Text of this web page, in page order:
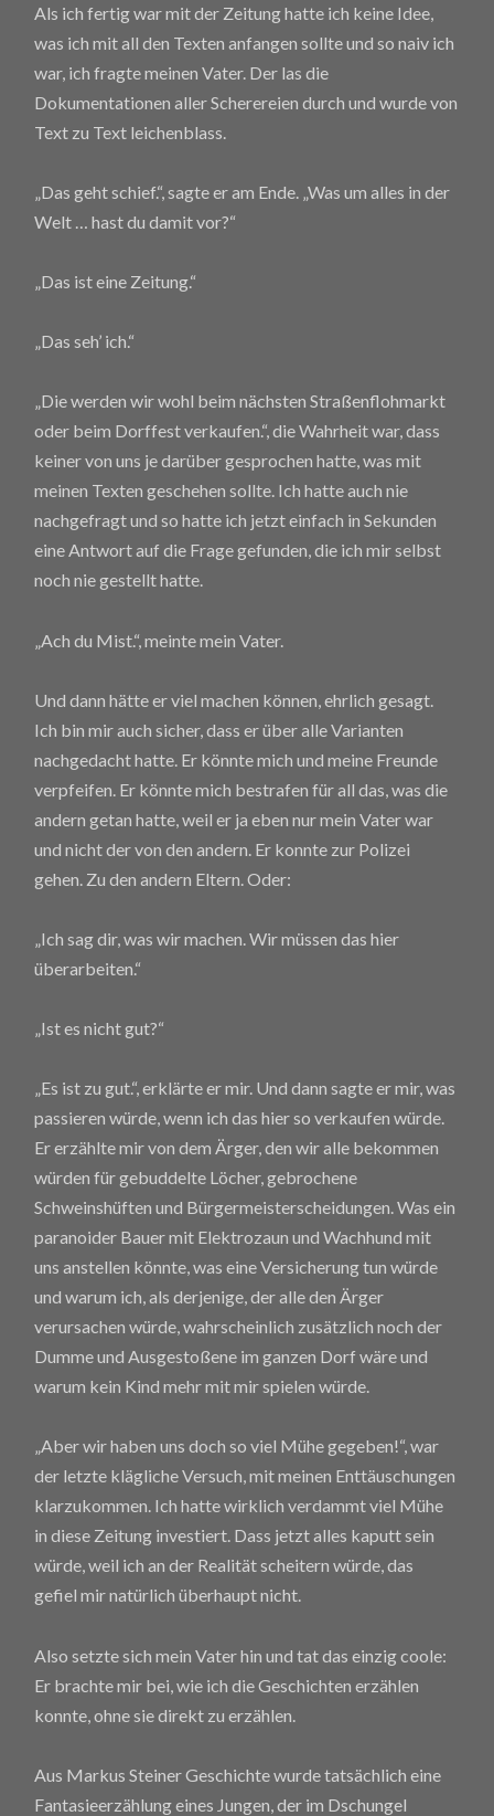
Als ich fertig war mit der Zeitung hatte ich keine Idee,
was ich mit all den Texten anfangen sollte und so naiv ich
war, ich fragte meinen Vater. Der las die
Dokumentationen aller Scherereien durch und wurde von
Text zu Text leichenblass.
„Das geht schief.“, sagte er am Ende. „Was um alles in der
Welt … hast du damit vor?“
„Das ist eine Zeitung.“
„Das seh’ ich.“
„Die werden wir wohl beim nächsten Straßenflohmarkt
oder beim Dorffest verkaufen.“, die Wahrheit war, dass
keiner von uns je darüber gesprochen hatte, was mit
meinen Texten geschehen sollte. Ich hatte auch nie
nachgefragt und so hatte ich jetzt einfach in Sekunden
eine Antwort auf die Frage gefunden, die ich mir selbst
noch nie gestellt hatte.
„Ach du Mist.“, meinte mein Vater.
Und dann hätte er viel machen können, ehrlich gesagt.
Ich bin mir auch sicher, dass er über alle Varianten
nachgedacht hatte. Er könnte mich und meine Freunde
verpfeifen. Er könnte mich bestrafen für all das, was die
andern getan hatte, weil er ja eben nur mein Vater war
und nicht der von den andern. Er konnte zur Polizei
gehen. Zu den andern Eltern. Oder:
„Ich sag dir, was wir machen. Wir müssen das hier
überarbeiten.“
„Ist es nicht gut?“
„Es ist zu gut.“, erklärte er mir. Und dann sagte er mir, was
passieren würde, wenn ich das hier so verkaufen würde.
Er erzählte mir von dem Ärger, den wir alle bekommen
würden für gebuddelte Löcher, gebrochene
Schweinshüften und Bürgermeisterscheidungen. Was ein
paranoider Bauer mit Elektrozaun und Wachhund mit
uns anstellen könnte, was eine Versicherung tun würde
und warum ich, als derjenige, der alle den Ärger
verursachen würde, wahrscheinlich zusätzlich noch der
Dumme und Ausgestoßene im ganzen Dorf wäre und
warum kein Kind mehr mit mir spielen würde.
„Aber wir haben uns doch so viel Mühe gegeben!“, war
der letzte klägliche Versuch, mit meinen Enttäuschungen
klarzukommen. Ich hatte wirklich verdammt viel Mühe
in diese Zeitung investiert. Dass jetzt alles kaputt sein
würde, weil ich an der Realität scheitern würde, das
gefiel mir natürlich überhaupt nicht.
Also setzte sich mein Vater hin und tat das einzig coole:
Er brachte mir bei, wie ich die Geschichten erzählen
konnte, ohne sie direkt zu erzählen.
Aus Markus Steiner Geschichte wurde tatsächlich eine
Fantasieerzählung eines Jungen, der im Dschungel